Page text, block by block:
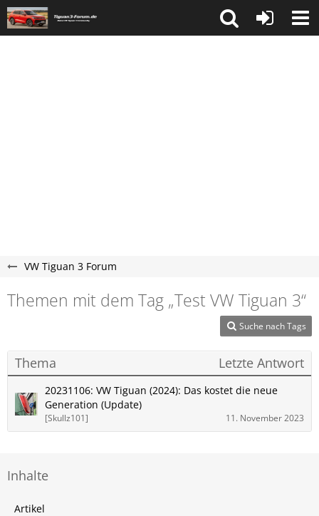
VW Tiguan 3 Forum
Themen mit dem Tag „Test VW Tiguan 3“
Suche nach Tags
Thema Letzte Antwort
20231106: VW Tiguan (2024): Das kostet die neue
Generation (Update)
[Skullz101] 11. November 2023
Inhalte
Artikel